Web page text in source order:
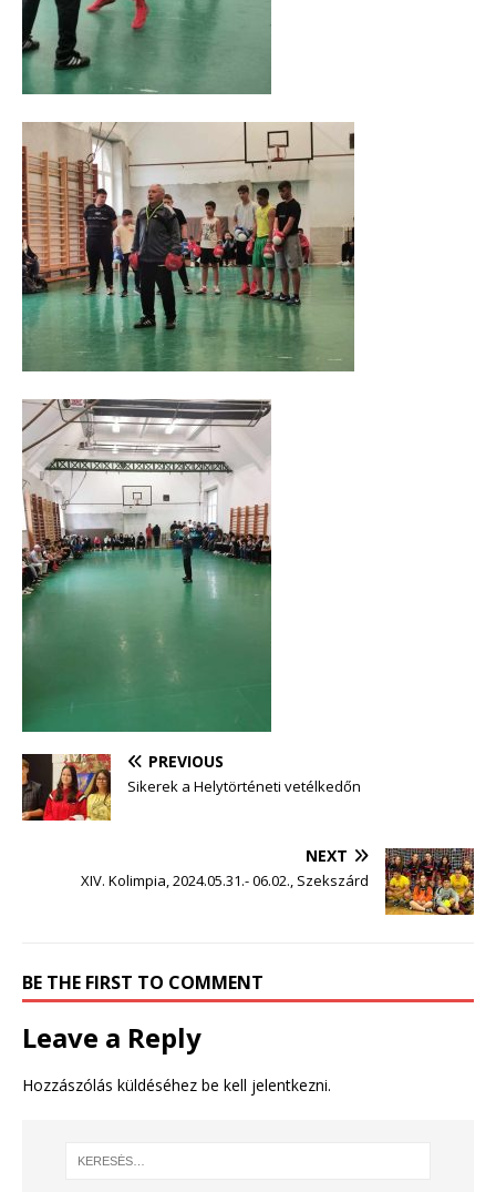
PREVIOUS
Sikerek a Helytörténeti vetélkedőn
NEXT
XIV. Kolimpia, 2024.05.31.- 06.02., Szekszárd
BE THE FIRST TO COMMENT
Leave a Reply
Hozzászólás küldéséhez be kell jelentkezni.